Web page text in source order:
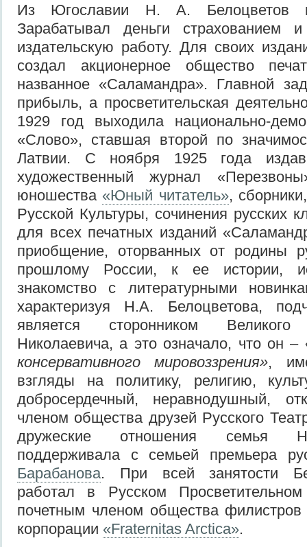
Из Югославии Н. А. Белоцветов
Зарабатывал деньги страхованием
издательскую работу. Для своих
создал акционерное общество
названное «Саламандра». Главной
прибыль, а просветительская
1929 год выходила национально-
«Слово», ставшая второй по
Латвии. С ноября 1925 года
художественный журнал
юношества «Юный читатель»,
Русской Культуры, сочинения русских
для всех печатных изданий
приобщение, оторванных от родины
прошлому России, к ее истории,
знакомство с литературными
характеризуя Н.А. Белоцветова,
является сторонником
Николаевича, а это означало, что он –
консервативного мировоззрения»,
взгляды на политику, религию,
добросердечный, неравнодушный,
членом общества друзей Русского
дружеские отношения семья
поддерживала с семьей премьера
Барабанова. При всей занятости
работал в Русском
почетным членом общества филистров
корпорации «Fraternitas Arctica».